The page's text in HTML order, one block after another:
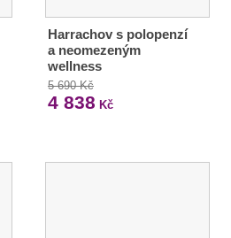
Harrachov s polopenzí
a neomezeným
wellness
5 690 Kč
4 838 Kč